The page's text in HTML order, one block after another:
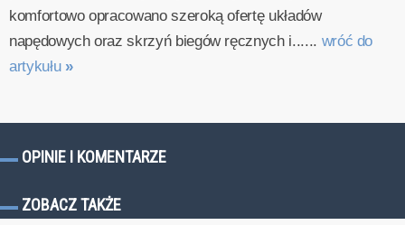
komfortowo opracowano szeroką ofertę układów
napędowych oraz skrzyń biegów ręcznych i...... wróć do
artykułu »
OPINIE I KOMENTARZE
ZOBACZ TAKŻE